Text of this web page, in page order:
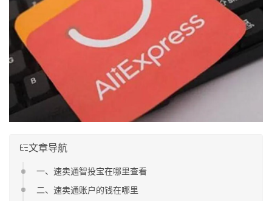
文章导航
一、速卖通智投宝在哪里查看
二、速卖通账户的钱在哪里